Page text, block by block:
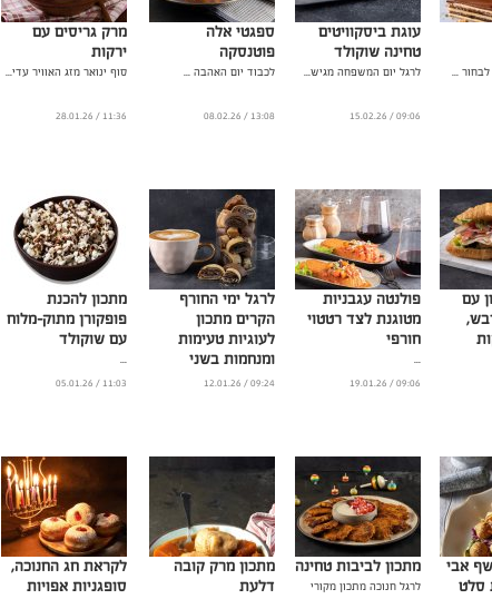
...
עוגת ביסקוויטים
טחינה שוקולד
לרגל יום המשפחה מגיש...
09:06 / 15.02.26
ספגטי אלה
פוטנסקה
לכבוד יום האהבה ...
13:08 / 08.02.26
מרק גריסים עם
ירקות
סוף ינואר מזג האוויר עדי...
11:36 / 28.01.26
עם
פולנטה עגבניות
מטוגנת לצד רטטוי
חורפי
...
09:06 / 19.01.26
לרגל ימי החורף
הקרים מתכון
לעוגיות טעימות
ומנחמות בשני
צבעים: מגולגלות
09:24 / 12.01.26
מתכון להכנת
פופקורן מתוק-מלוח
עם שוקולד
...
11:03 / 05.01.26
אבי
סלט
מתכון לביבות טחינה
לרגל חנוכה מתכון מקורי
מתכון מרק קובה
דלעת
לקראת חג החנוכה,
סופגניות אפויות